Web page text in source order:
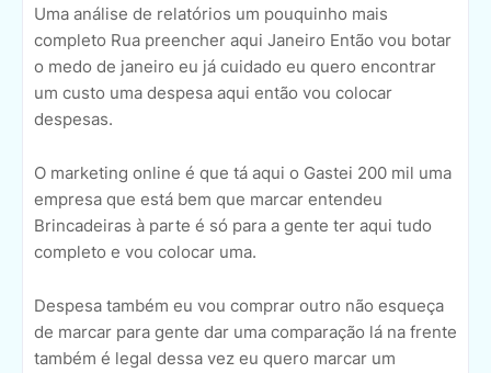
Uma análise de relatórios um pouquinho mais
completo Rua preencher aqui Janeiro Então vou botar
o medo de janeiro eu já cuidado eu quero encontrar
um custo uma despesa aqui então vou colocar
despesas.
O marketing online é que tá aqui o Gastei 200 mil uma
empresa que está bem que marcar entendeu
Brincadeiras à parte é só para a gente ter aqui tudo
completo e vou colocar uma.
Despesa também eu vou comprar outro não esqueça
de marcar para gente dar uma comparação lá na frente
também é legal dessa vez eu quero marcar um